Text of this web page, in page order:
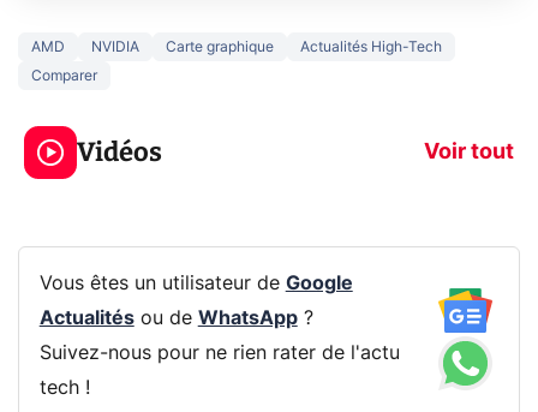
AMD NVIDIA Carte graphique
Actualités High-Tech
Comparer
Vidéos Voir tout
3 écrans en 1 pour
319€ ? Voici L'AOC
CQ32G4ZA !
prochaine
Vous êtes un utilisateur de Google
Actualitésou de WhatsApp?
Suivez-nous pour ne rien rater de l'actu
tech !